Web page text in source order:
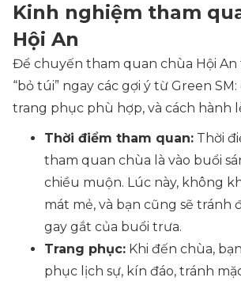
Kinh nghiệm tham
Hội An
Để chuyến tham quan chùa Hội An
“bỏ túi” ngay các gợi ý từ Green
trang phục phù hợp, và cách hành
Thời điểm tham quan: Thời
tham quan chùa là vào buổi
chiều muộn. Lúc này, không
mát mẻ, và bạn cũng sẽ tránh
gay gắt của buổi trưa.
Trang phục: Khi đến chùa,
phục lịch sự, kín đáo, tránh